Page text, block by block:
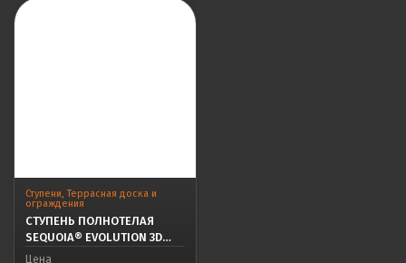
Ступени,Террасная доска и
ограждения
СТУПЕНЬ ПОЛНОТЕЛАЯ
SEQUOIA® EVOLUTION 3D
WOOD GRAY
Цена